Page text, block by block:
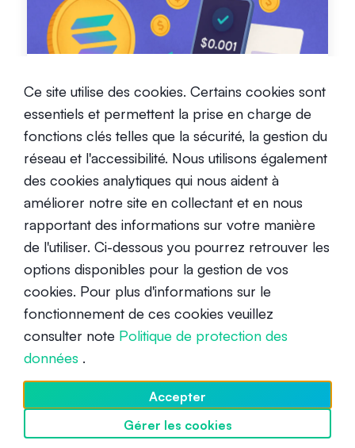
Coûts et frais des transactions sur
la blockchain Solana
Débutant 3 juillet 2025
Comment fonctionne la Proof of
History dans la blockchain Solana
Débutant 3 juillet 2025
Ce site utilise des cookies. Certains cookies sont
essentiels et permettent la prise en charge de
fonctions clés telles que la sécurité, la gestion du
réseau et l'accessibilité. Nous utilisons également
des cookies analytiques qui nous aident à
améliorer notre site en collectant et en nous
rapportant des informations sur votre manière
de l'utiliser. Ci-dessous you pourrez retrouver les
options disponibles pour la gestion de vos
cookies. Pour plus d'informations sur le
fonctionnement de ces cookies veuillez
consulter note Politique de protection des
données .
Accepter
Gérer les cookies
Découvrir SwissBorg